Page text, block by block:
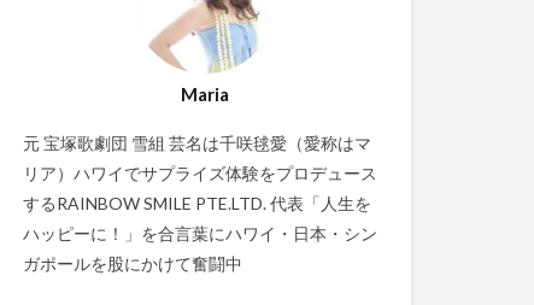
Maria
元 宝塚歌劇団 雪組 芸名は千咲毬愛（愛称はマ
リア）ハワイでサプライズ体験をプロデュース
するRAINBOW SMILE PTE.LTD. 代表「人生を
ハッピーに！」を合言葉にハワイ・日本・シン
ガポールを股にかけて奮闘中